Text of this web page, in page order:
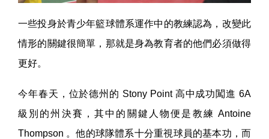
一些投身於青少年籃球體系運作中的教練認為，改變此
情形的關鍵很簡單，那就是身為教育者的他們必須做得
更好。
今年春天，位於德州的 Stony Point 高中成功闖進 6A
級別的州決賽，其中的關鍵人物便是教練 Antoine
Thompson 。他的球隊體系十分重視球員的基本功，而